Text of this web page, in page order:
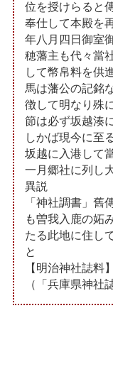
位を授けらると
奉仕して本殿を
年八月四日御室
穂藩主も代々當
して幣帛料を供
馬は藩公の記銘
徴して明なり殊
節は必ず坂越湊
しかば現今に至
坂越に入港して
一月郷社に列し
異説
「神社調書」舊
も曽我入鹿の妬
たる此地に住し
と
【明治神社誌料
（「兵庫県神社